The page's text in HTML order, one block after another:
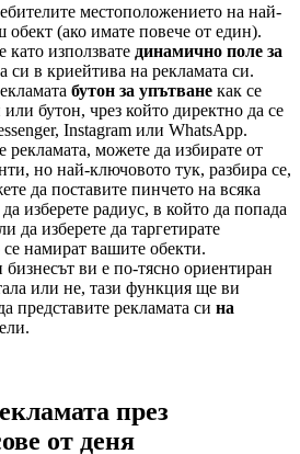
местоположението на най-
обект (ако имате повече от един).
като използвате динамично поле за
си в криейтива на рекламата си.
бутон за упътване как се
или бутон, чрез който директно да се
Instagram или WhatsApp.
рекламата, можете да избирате от
но най-ключовото тук, разбира се,
да поставите пинчето на всяка
изберете радиус, в който да попада
да изберете да таргетирате
намират вашите обекти.
ви е по-тясно ориентиран
или не, тази функция ще ви
представите рекламата си на
през
от деня